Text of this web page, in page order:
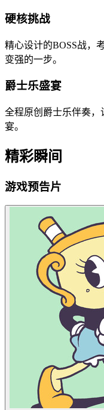
硬核挑战
精心设计的BOSS战，
变强的一步。
爵士乐盛宴
全程原创爵士乐伴奏
宴。
精彩瞬间
游戏预告片